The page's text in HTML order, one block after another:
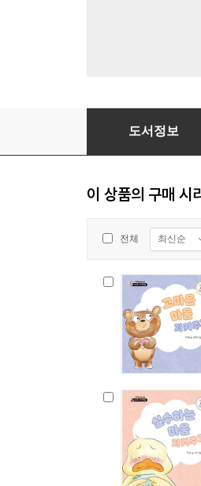
놀고 싶은 마음 지켜
도서정보
이 상품의 구매 시
전체 최신순